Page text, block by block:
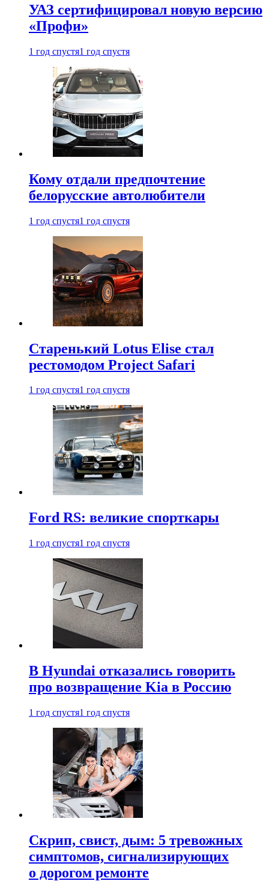
УАЗ сертифицировал новую версию
«Профи»
1 год спустя1 год спустя
Кому отдали предпочтение
белорусские автолюбители
1 год спустя1 год спустя
Старенький Lotus Elise стал
рестомодом Project Safari
1 год спустя1 год спустя
Ford RS: великие спорткары
1 год спустя1 год спустя
В Hyundai отказались говорить
про возвращение Kia в Россию
1 год спустя1 год спустя
Скрип, свист, дым: 5 тревожных
симптомов, сигнализирующих
о дорогом ремонте